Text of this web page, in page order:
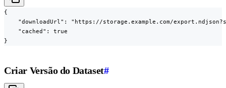
{
"downloadUrl": "https://storage.example.com/
    "cached": true
}
Criar Versão do Dataset#